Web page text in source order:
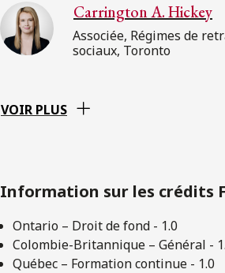
Carrington A. Hickey
Associée, Régimes de
sociaux, Toronto
VOIR PLUS
Information sur les crédits
Ontario – Droit de fond - 1.0
Colombie-Britannique – Général -
Québec – Formation continue - 1.0